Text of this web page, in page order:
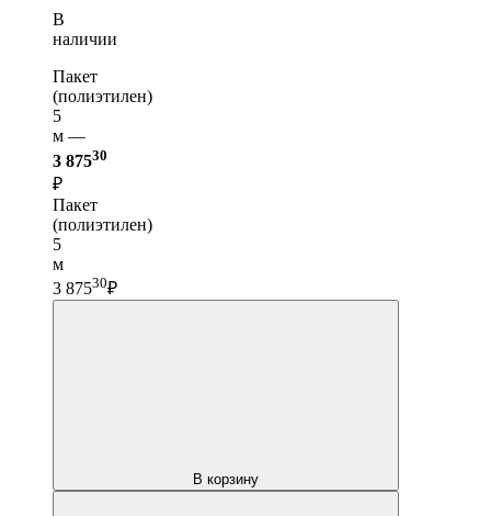
В
наличии
Пакет
(полиэтилен)
5
м —
3 87530
₽
Пакет
(полиэтилен)
5
м
3 87530₽
В корзину